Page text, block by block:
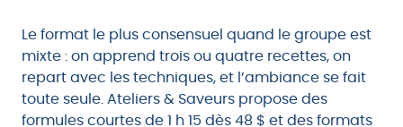
Le format le plus consensuel quand le groupe est
mixte : on apprend trois ou quatre recettes, on
repart avec les techniques, et l’ambiance se fait
toute seule. Ateliers & Saveurs propose des
formules courtes de 1 h 15 dès 48 $ et des formats